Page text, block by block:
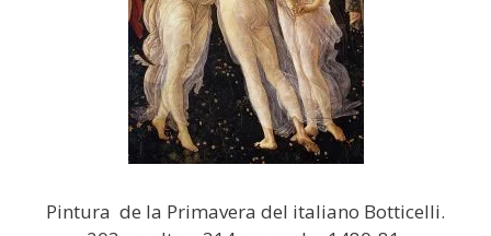
Pintura de la Primavera del italiano Botticelli.